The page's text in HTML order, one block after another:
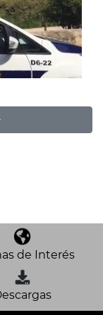
de Interés